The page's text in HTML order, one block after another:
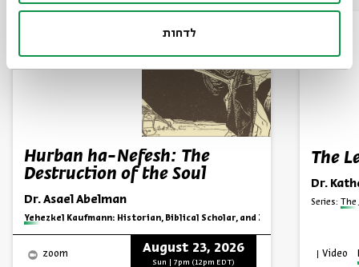
לדחות
Hurban ha-Nefesh: The
Destruction of the Soul
Dr. Asael Abelman
Series:
Yehezkel Kaufmann: Historian, Biblical Scholar, and Zionist Thinker
zoom August 23, 2026
Sun | 7pm (12pm EDT)
The
Dr.
Series:
Video